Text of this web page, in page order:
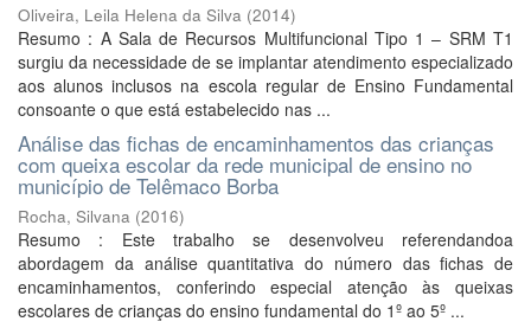
Oliveira, Leila Helena da Silva (2014)
Resumo : A Sala de Recursos Multifuncional Tipo 1 – SRM T1
surgiu da necessidade de se implantar atendimento especializado
aos alunos inclusos na escola regular de Ensino Fundamental
consoante o que está estabelecido nas ...
Análise das fichas de encaminhamentos das crianças
com queixa escolar da rede municipal de ensino no
município de Telêmaco Borba
Rocha, Silvana (2016)
Resumo : Este trabalho se desenvolveu referendandoa
abordagem da análise quantitativa do número das fichas de
encaminhamentos, conferindo especial atenção às queixas
escolares de crianças do ensino fundamental do 1º ao 5º ...